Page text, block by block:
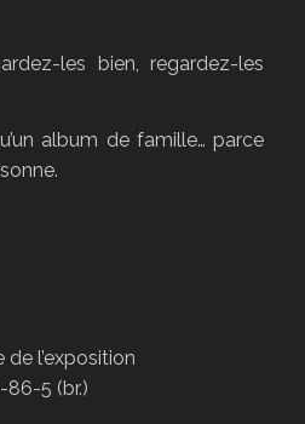
les bien, regardez-les
album de famille… parce
de l’exposition
86-5 (br.)